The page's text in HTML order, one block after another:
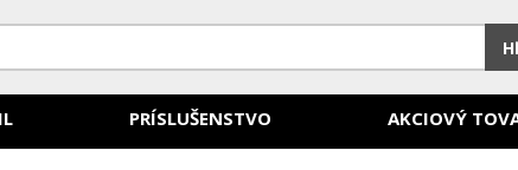
PRÍSLUŠENSTVO AKCIOVÝ